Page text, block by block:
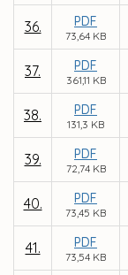
36. PDF
73,64 KB
37. PDF
361,11 KB
38. PDF
131,3 KB
39. PDF
72,74 KB
40. PDF
73,45 KB
41. PDF
73,54 KB